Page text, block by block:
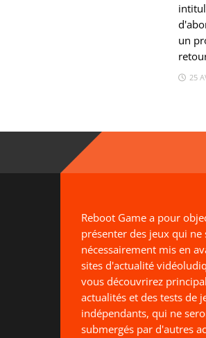
un
25
Reboot Game a pour
présenter des jeux qui ne
nécessairement mis en
sites d'actualité
vous découvrirez
actualités et des tests de
indépendants, qui ne
submergés par d'autres